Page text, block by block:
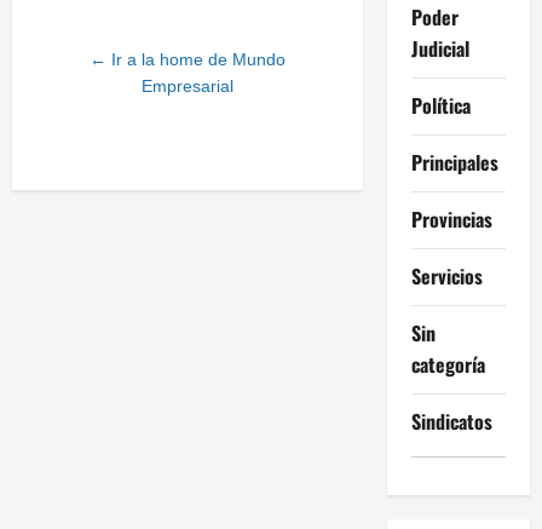
← Ir a la home de Mundo
Empresarial
Poder
Judicial
Política
Principales
Provincias
Servicios
Sin
categoría
Sindicatos